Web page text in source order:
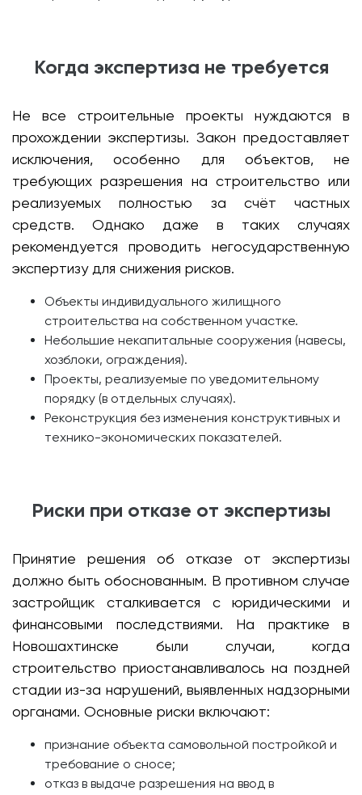
Когда экспертиза не требуется
Не все строительные проекты нуждаются в
прохождении экспертизы. Закон предоставляет
исключения, особенно для объектов, не
требующих разрешения на строительство или
реализуемых полностью за счёт частных
средств. Однако даже в таких случаях
рекомендуется проводить негосударственную
экспертизу для снижения рисков.
Объекты индивидуального жилищного
строительства на собственном участке.
Небольшие некапитальные сооружения (навесы,
хозблоки, ограждения).
Проекты, реализуемые по уведомительному
порядку (в отдельных случаях).
Реконструкция без изменения конструктивных и
технико-экономических показателей.
Риски при отказе от экспертизы
Принятие решения об отказе от экспертизы
должно быть обоснованным. В противном случае
застройщик сталкивается с юридическими и
финансовыми последствиями. На практике в
Новошахтинске были случаи, когда
строительство приостанавливалось на поздней
стадии из-за нарушений, выявленных надзорными
органами. Основные риски включают:
признание объекта самовольной постройкой и
требование о сносе;
отказ в выдаче разрешения на ввод в